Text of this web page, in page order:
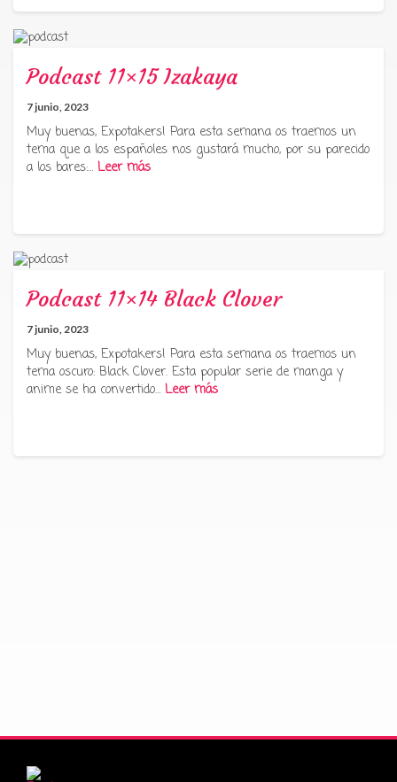
Podcast 11×15 Izakaya
7 junio, 2023
Muy buenas, Expotakers! Para esta semana os traemos un
tema que a los españoles nos gustará mucho, por su parecido
a los bares:… Leer más
Podcast 11×14 Black Clover
7 junio, 2023
Muy buenas, Expotakers! Para esta semana os traemos un
tema oscuro: Black Clover. Esta popular serie de manga y
anime se ha convertido… Leer más